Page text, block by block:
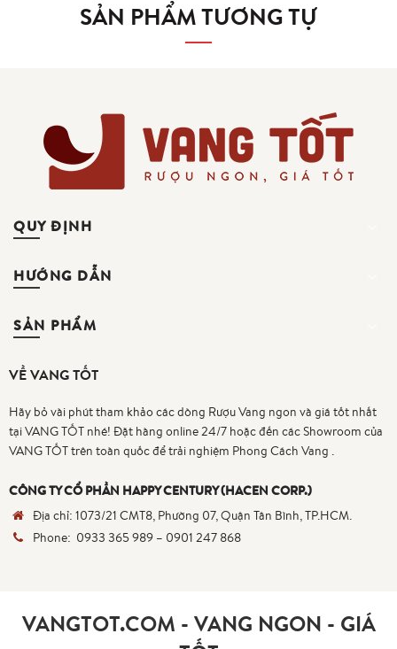
SẢN PHẨM TƯƠNG TỰ
QUY ĐỊNH
HƯỚNG DẪN
SẢN PHẨM
VỀ VANG TỐT
Hãy bỏ vài phút tham khảo các dòng Rượu Vang ngon và giá tốt nhất
tại VANG TỐT nhé! Đặt hàng online 24/7 hoặc đến các Showroom của
VANG TỐT trên toàn quốc để trải nghiệm Phong Cách Vang .
CÔNG TY CỔ PHẦN HAPPY CENTURY (HACEN CORP.)
Địa chỉ: 1073/21 CMT8, Phường 07, Quận Tân Bình, TP.HCM.
Phone: 0933 365 989 – 0901 247 868
VANGTOT.COM - VANG NGON - GIÁ